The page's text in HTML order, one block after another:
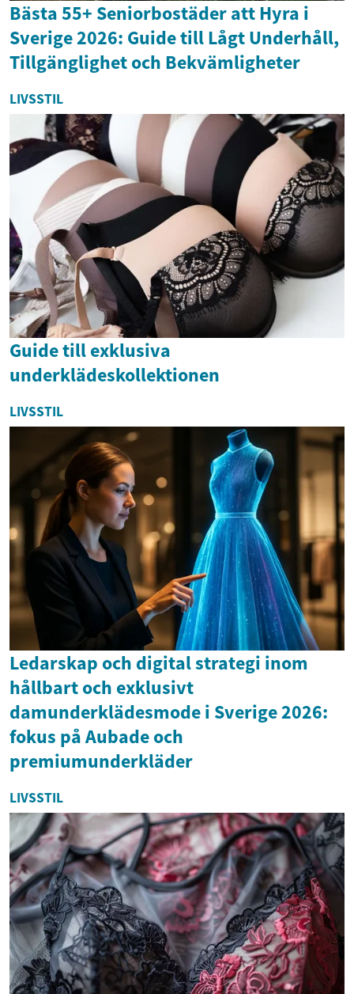
Bästa 55+ Seniorbostäder att Hyra i
Sverige 2026: Guide till Lågt Underhåll,
Tillgänglighet och Bekvämligheter
LIVSSTIL
Guide till exklusiva
underklädeskollektionen
LIVSSTIL
Ledarskap och digital strategi inom
hållbart och exklusivt
damunderklädesmode i Sverige 2026:
fokus på Aubade och
premiumunderkläder
LIVSSTIL